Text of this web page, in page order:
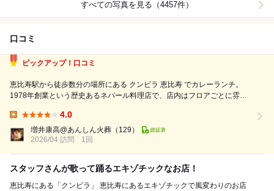
すべての写真を見る（4457件）
口コミ
ピックアップ！口コミ
恵比寿駅から徒歩数分の場所にある クンビラ 恵比寿 でカレーランチ。
1978年創業という歴史あるネパール料理店で、店内はフロアごとに雰囲
を中心にした構成で、この日はスパイスの効いたチキン系と豆系のカレー
が印象的。どちらも辛さ...
4.0
増井康高@あんしん火葬 （129）
2026/04 訪問
1回
スタッフさんが歌って踊るエキゾチックなお店！
恵比寿にある「クンビラ」 恵比寿にあるエキゾチックで風変わりのお店